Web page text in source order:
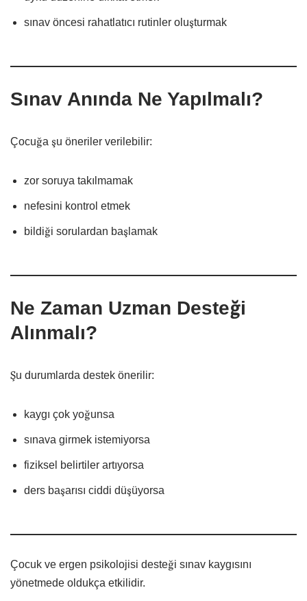
sınav öncesi rahatlatıcı rutinler oluşturmak
Sınav Anında Ne Yapılmalı?
Çocuğa şu öneriler verilebilir:
zor soruya takılmamak
nefesini kontrol etmek
bildiği sorulardan başlamak
Ne Zaman Uzman Desteği
Alınmalı?
Şu durumlarda destek önerilir:
kaygı çok yoğunsa
sınava girmek istemiyorsa
fiziksel belirtiler artıyorsa
ders başarısı ciddi düşüyorsa
Çocuk ve ergen psikolojisi desteği sınav kaygısını
yönetmede oldukça etkilidir.